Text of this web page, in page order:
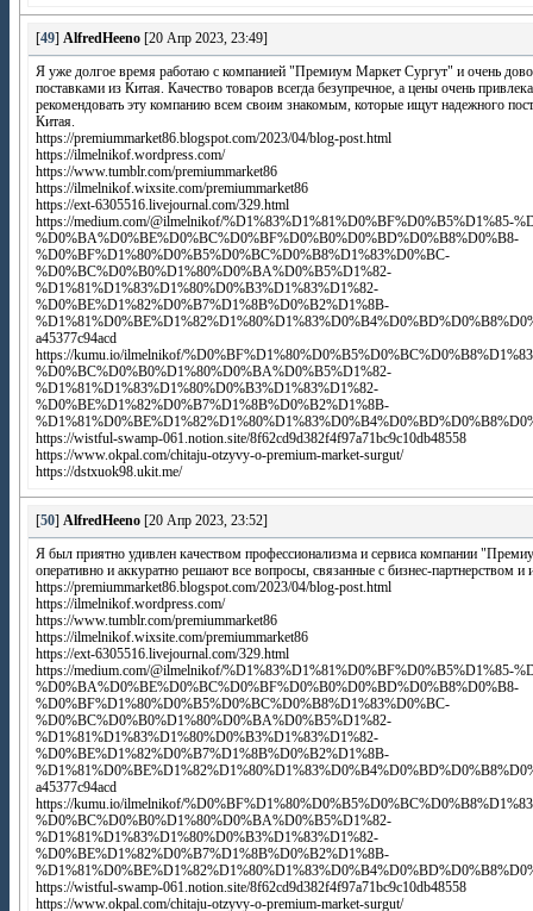
49 AlfredHeeno [20 Апр 2023, 23:49]
Я уже долгое время работаю с компанией "Премиум Маркет Сургут" и очень
поставками из Китая. Качество товаров всегда безупречное, а цены очень
рекомендовать эту компанию всем своим знакомым, которые ищут надежного
Китая.
https://premiummarket86.blogspot.com/2023/04/blog-post.html
https://ilmelnikof.wordpress.com/
https://www.tumblr.com/premiummarket86
https://ilmelnikof.wixsite.com/premiummarket86
https://ext-6305516.livejournal.com/329.html
https://medium.com/@ilmelnikof/%D1%83%D1%81%D0%BF%D0%B5%D1%85-
%D0%BA%D0%BE%D0%BC%D0%BF%D0%B0%D0%BD%D0%B8%D0%B8-
%D0%BF%D1%80%D0%B5%D0%BC%D0%B8%D1%83%D0%BC-
%D0%BC%D0%B0%D1%80%D0%BA%D0%B5%D1%82-
%D1%81%D1%83%D1%80%D0%B3%D1%83%D1%82-
%D0%BE%D1%82%D0%B7%D1%8B%D0%B2%D1%8B-
a45377c94acd
https://kumu.io/ilmelnikof/
%D0%BC%D0%B0%D1%80%D0%BA%D0%B5%D1%82-
%D1%81%D1%83%D1%80%D0%B3%D1%83%D1%82-
%D0%BE%D1%82%D0%B7%D1%8B%D0%B2%D1%8B-
https://wistful-swamp-061.notion.site/8f62cd9d382f4f97a71bc9c10db48558
https://www.okpal.com/chitaju-otzyvy-o-premium-market-surgut/
https://dstxuok98.ukit.me/
50 AlfredHeeno [20 Апр 2023, 23:52]
Я был приятно удивлен качеством профессионализма и сервиса компании
оперативно и аккуратно решают все вопросы, связанные с бизнес-партнерством и
https://premiummarket86.blogspot.com/2023/04/blog-post.html
https://ilmelnikof.wordpress.com/
https://www.tumblr.com/premiummarket86
https://ilmelnikof.wixsite.com/premiummarket86
https://ext-6305516.livejournal.com/329.html
https://medium.com/@ilmelnikof/%D1%83%D1%81%D0%BF%D0%B5%D1%85-
%D0%BA%D0%BE%D0%BC%D0%BF%D0%B0%D0%BD%D0%B8%D0%B8-
%D0%BF%D1%80%D0%B5%D0%BC%D0%B8%D1%83%D0%BC-
%D0%BC%D0%B0%D1%80%D0%BA%D0%B5%D1%82-
%D1%81%D1%83%D1%80%D0%B3%D1%83%D1%82-
%D0%BE%D1%82%D0%B7%D1%8B%D0%B2%D1%8B-
a45377c94acd
https://kumu.io/ilmelnikof/
%D0%BC%D0%B0%D1%80%D0%BA%D0%B5%D1%82-
%D1%81%D1%83%D1%80%D0%B3%D1%83%D1%82-
%D0%BE%D1%82%D0%B7%D1%8B%D0%B2%D1%8B-
https://wistful-swamp-061.notion.site/8f62cd9d382f4f97a71bc9c10db48558
https://www.okpal.com/chitaju-otzyvy-o-premium-market-surgut/